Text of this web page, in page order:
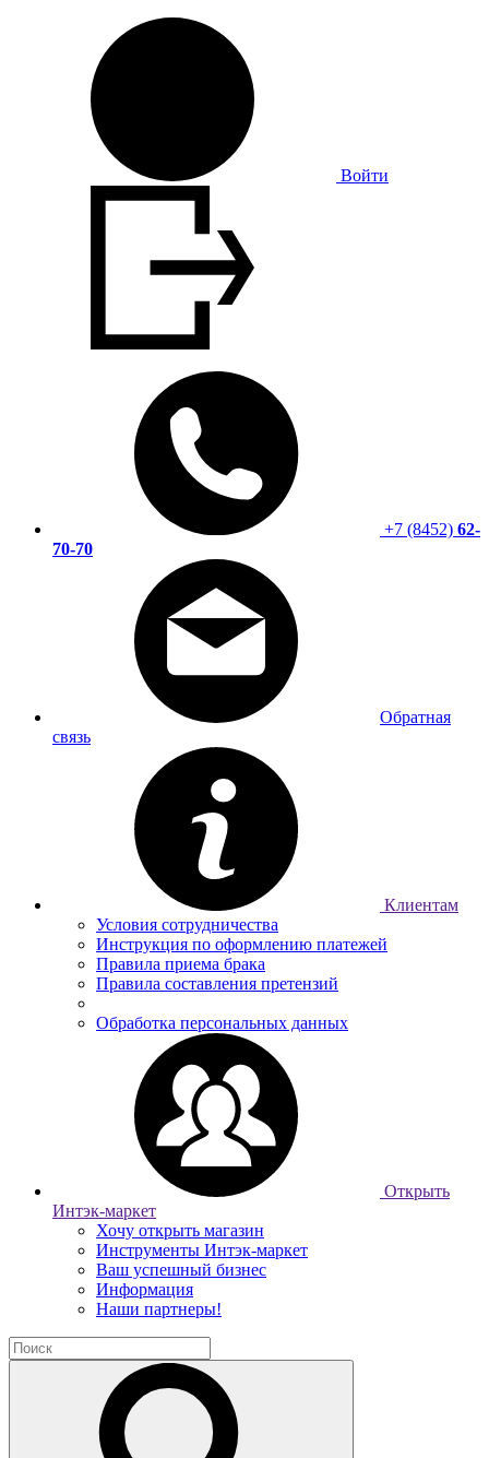
Войти
+7 (8452) 62-
70-70
Обратная
связь
Клиентам
Условия сотрудничества
Инструкция по оформлению платежей
Правила приема брака
Правила составления претензий
Обработка персональных данных
Открыть
Интэк-маркет
Хочу открыть магазин
Инструменты Интэк-маркет
Ваш успешный бизнес
Информация
Наши партнеры!